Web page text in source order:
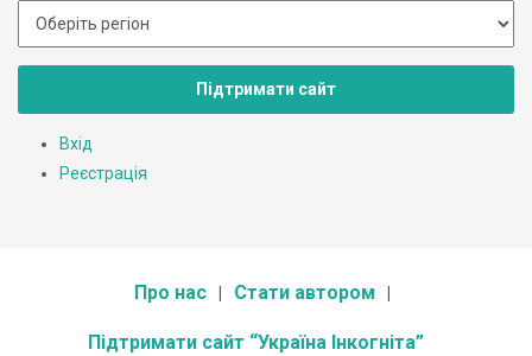
Підтримати сайт
Вхід
Реєстрація
Про нас Стати автором
Підтримати сайт “Україна Інкогніта”